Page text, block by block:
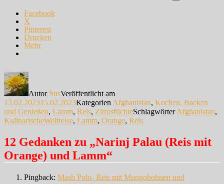
Facebook
X
Pinterest
Drucken
Mehr
Autor SusVeröffentlicht am
13.02.202315.02.2023KategorienAfghanistan, Kochen, Backen
und Genießen, Lamm, Reis, ZitrusfüchteSchlagwörterAfghanistan,
KulinarischeWeltreise, Lamm, Orange, Reis
12 Gedanken zu „Narinj Palau (Reis mit
Orange) und Lamm“
Pingback: Mash Polo- Reis mit Mungobohnen und